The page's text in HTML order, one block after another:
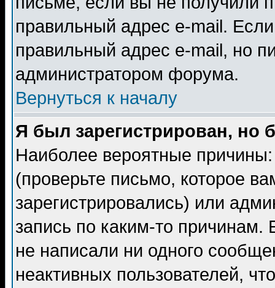
правильный адрес e-mail.
правильный адрес e-mail, но
администратором форума.
Вернуться к началу
Я был зарегистрирован, но
Наиболее вероятные
(проверьте письмо, которое
зарегистрировались) или
запись по каким-то
не написали ни одного
неактивных пользователей,